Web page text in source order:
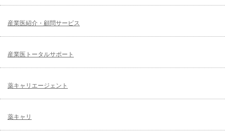
産業医紹介・顧問サービス
産業医トータルサポート
薬キャリエージェント
薬キャリ